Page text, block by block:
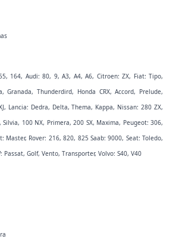
164, Audi: 80, 9, A3, A4, A6, Citroen: ZX, Fiat: Tipo,
Granada, Thunderdird, Honda CRX, Accord, Prelude,
Lancia: Dedra, Delta, Thema, Kappa, Nissan: 280 ZX,
Silvia, 100 NX, Primera, 200 SX, Maxima, Peugeot: 306,
Master, Rover: 216, 820, 825 Saab: 9000, Seat: Toledo,
Passat, Golf, Vento, Transporter, Volvo: S40, V40